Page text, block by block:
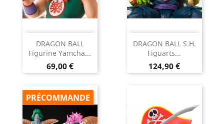
DRAGON BALL
Figurine Yamcha...
Prix
69,00 €
DRAGON BALL S.H.
Figuarts...
Prix
124,90 €
PRÉCOMMANDE